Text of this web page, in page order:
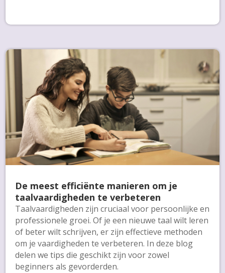
De meest efficiënte manieren om je
taalvaardigheden te verbeteren
Taalvaardigheden zijn cruciaal voor persoonlijke en
professionele groei. Of je een nieuwe taal wilt leren
of beter wilt schrijven, er zijn effectieve methoden
om je vaardigheden te verbeteren. In deze blog
delen we tips die geschikt zijn voor zowel
beginners als gevorderden.